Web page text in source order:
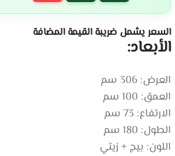
السعر يشمل ضريبة القيمة المضافة
الأبعاد:
العرض: 306 سم
العمق: 100 سم
الارتفاع: 73 سم
الطول: 180 سم
اللون: بيج + زيتي